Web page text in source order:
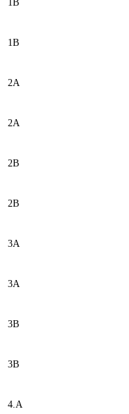
1B
1B
2A
2A
2B
2B
3A
3A
3B
3B
4.A